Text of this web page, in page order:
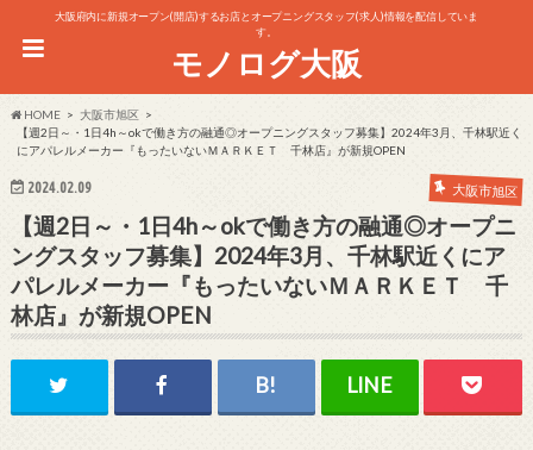
大阪府内に新規オープン(開店)するお店とオープニングスタッフ(求人)情報を配信していま
す。
モノログ大阪
HOME
大阪市旭区
【週2日～・1日4h～okで働き方の融通◎オープニングスタッフ募集】2024年3月、千林駅近く
にアパレルメーカー『もったいないＭＡＲＫＥＴ 千林店』が新規OPEN
2024.02.09 大阪市旭区
【週2日～・1日4h～okで働き方の融通◎オープニ
ングスタッフ募集】2024年3月、千林駅近くにア
パレルメーカー『もったいないＭＡＲＫＥＴ 千
林店』が新規OPEN